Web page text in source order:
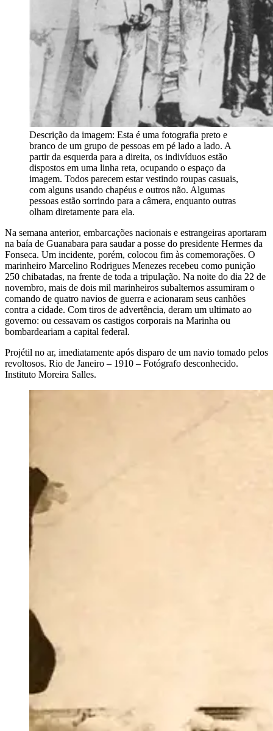
Descrição da imagem: Esta é uma fotografia preto e
branco de um grupo de pessoas em pé lado a lado. A
partir da esquerda para a direita, os indivíduos estão
dispostos em uma linha reta, ocupando o espaço da
imagem. Todos parecem estar vestindo roupas casuais,
com alguns usando chapéus e outros não. Algumas
pessoas estão sorrindo para a câmera, enquanto outras
olham diretamente para ela.
Na semana anterior, embarcações nacionais e estrangeiras aportaram
na baía de Guanabara para saudar a posse do presidente Hermes da
Fonseca. Um incidente, porém, colocou fim às comemorações. O
marinheiro Marcelino Rodrigues Menezes recebeu como punição
250 chibatadas, na frente de toda a tripulação. Na noite do dia 22 de
novembro, mais de dois mil marinheiros subalternos assumiram o
comando de quatro navios de guerra e acionaram seus canhões
contra a cidade. Com tiros de advertência, deram um ultimato ao
governo: ou cessavam os castigos corporais na Marinha ou
bombardeariam a capital federal.
Projétil no ar, imediatamente após disparo de um navio tomado pelos
revoltosos. Rio de Janeiro – 1910 – Fotógrafo desconhecido.
Instituto Moreira Salles.